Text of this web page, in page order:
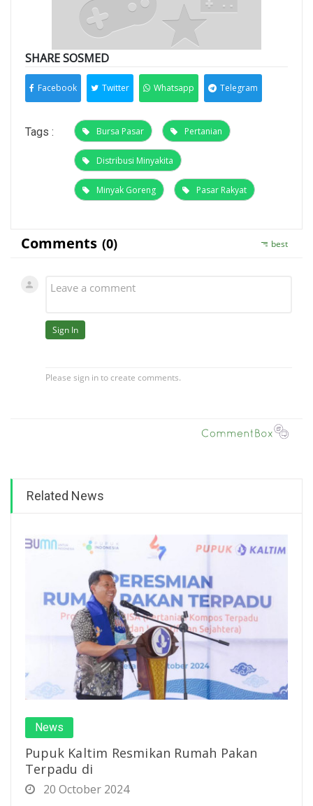
SHARE SOSMED
Facebook Twitter Whatsapp Telegram
Tags : Bursa Pasar Pertanian
Distribusi Minyakita
Minyak Goreng Pasar Rakyat
Related News
News
Pupuk Kaltim Resmikan Rumah Pakan
Terpadu di
20 October 2024